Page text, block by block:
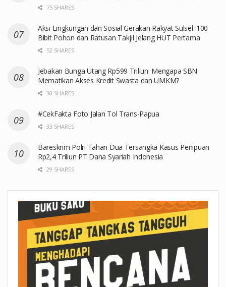
75 SHARES
Aksi Lingkungan dan Sosial Gerakan Rakyat Sulsel: 100
Bibit Pohon dan Ratusan Takjil Jelang HUT Pertama
52 SHARES
Jebakan Bunga Utang Rp599 Triliun: Mengapa SBN
Mematikan Akses Kredit Swasta dan UMKM?
30 SHARES
#CekFakta Foto Jalan Tol Trans-Papua
33 SHARES
Bareskrim Polri Tahan Dua Tersangka Kasus Penipuan
Rp2,4 Triliun PT Dana Syariah Indonesia
29 SHARES